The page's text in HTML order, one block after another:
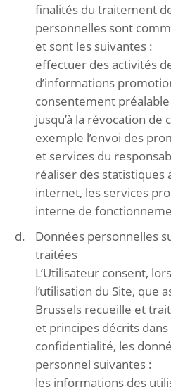
finalités du traitement
personnelles sont
et sont les suivantes :
effectuer des activités
d’informations
consentement
jusqu’à la révocation
exemple l’envoi des
et services du
réaliser des statistiques
internet, les services
interne de
Données personnelles
traitées
L’Utilisateur consent,
l’utilisation du Site, que
Brussels recueille et
et principes décrits
confidentialité, les
personnel suivantes :
les informations des